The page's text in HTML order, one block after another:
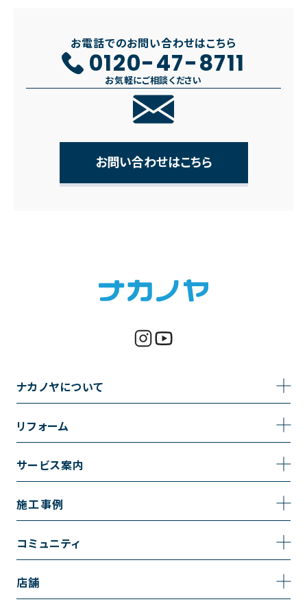
お電話でのお問い合わせはこちら
0120-47-8711
お気軽にご相談ください
お問い合わせはこちら
ナカノヤについて
事業内容
採用情報
リフォーム
トイレのリフォーム
キッチンのリフォーム
リノベーション
サービス案内
サービスの流れ
施工事例
施工事例一覧
お風呂の施工事例
コミュニティ
コミュニティ
店舗